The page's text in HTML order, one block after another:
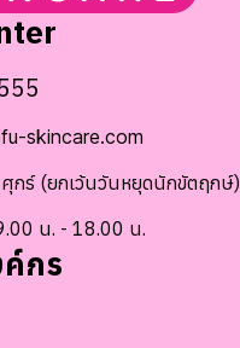
skincare.com
กร์ (ยกเว้นวันหยุดนักขัตฤกษ์)
น. - 18.00 น.
กร